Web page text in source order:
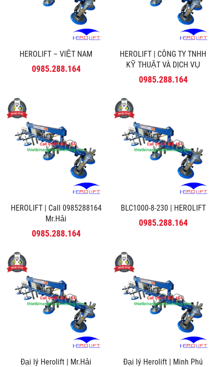
HEROLIFT – VIỆT NAM
0985.288.164
HEROLIFT | CÔNG TY TNHH
KỸ THUẬT VÀ DỊCH VỤ
MINH PHÚ
0985.288.164
HEROLIFT | Call 0985288164
Mr.Hải
0985.288.164
BLC1000-8-230 | HEROLIFT
0985.288.164
Đại lý Herolift | Mr.Hải
Đại lý Herolift | Minh Phú